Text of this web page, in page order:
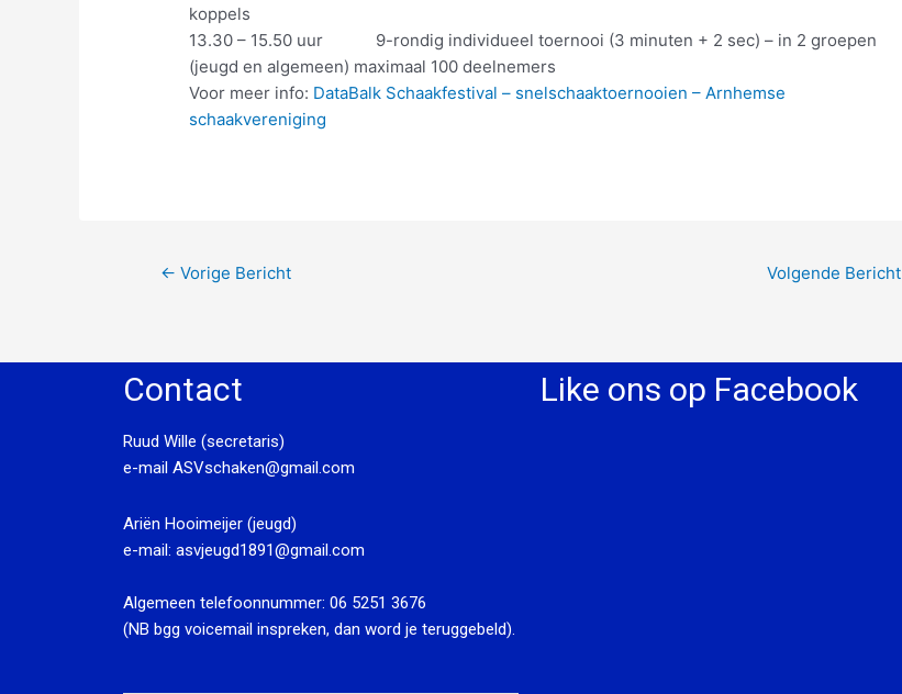
koppels
13.30 – 15.50 uur 9-rondig individueel toernooi (3 minuten + 2 sec) – in 2 groepen
(jeugd en algemeen) maximaal 100 deelnemers
Voor meer info: DataBalk Schaakfestival – snelschaaktoernooien – Arnhemse
schaakvereniging
← Vorige Bericht Volgende Bericht
Contact
Ruud Wille (secretaris)
e-mail ASVschaken@gmail.com
Ariën Hooimeijer (jeugd)
e-mail: asvjeugd1891@gmail.com
Algemeen telefoonnummer: 06 5251 3676
(NB bgg voicemail inspreken, dan word je teruggebeld).
Like ons op Facebook